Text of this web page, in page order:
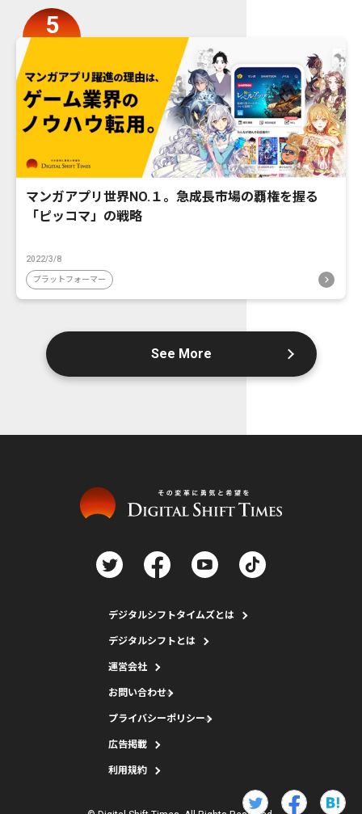
マンガアプリ世界NO.１。急成長市場の覇権を握る
「ピッコマ」の戦略
2022/3/8
プラットフォーマー
See More
デジタルシフトタイムズとは
デジタルシフトとは
運営会社
お問い合わせ
プライバシーポリシー
広告掲載
利用規約